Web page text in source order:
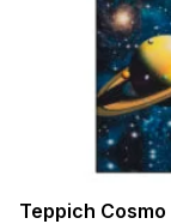
Teppich Cosmo